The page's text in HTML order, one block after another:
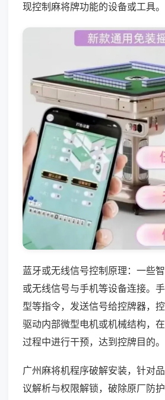
现控制麻将牌功能的设备或工具。
蓝牙或无线信号控制原理：一些
或无线信号与手机等设备连接。
型等指令，发送信号给控牌器，
驱动内部微型电机或机械结构，
过程中进行干预，达到控牌目的。
广州麻将机程序破解安装，针对
议解析与权限解锁，破除原厂防